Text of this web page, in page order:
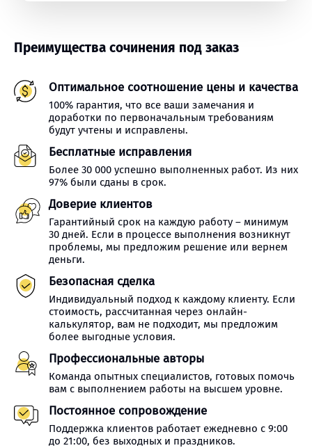
Преимущества сочинения под заказ
Оптимальное соотношение цены и качества
100% гарантия, что все ваши замечания и
доработки по первоначальным требованиям
будут учтены и исправлены.
Бесплатные исправления
Более 30 000 успешно выполненных работ. Из них
97% были сданы в срок.
Доверие клиентов
Гарантийный срок на каждую работу – минимум
30 дней. Если в процессе выполнения возникнут
проблемы, мы предложим решение или вернем
деньги.
Безопасная сделка
Индивидуальный подход к каждому клиенту. Если
стоимость, рассчитанная через онлайн-
калькулятор, вам не подходит, мы предложим
более выгодные условия.
Профессиональные авторы
Команда опытных специалистов, готовых помочь
вам с выполнением работы на высшем уровне.
Постоянное сопровождение
Поддержка клиентов работает ежедневно с 9:00
до 21:00, без выходных и праздников.